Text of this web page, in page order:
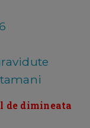
de dimineata